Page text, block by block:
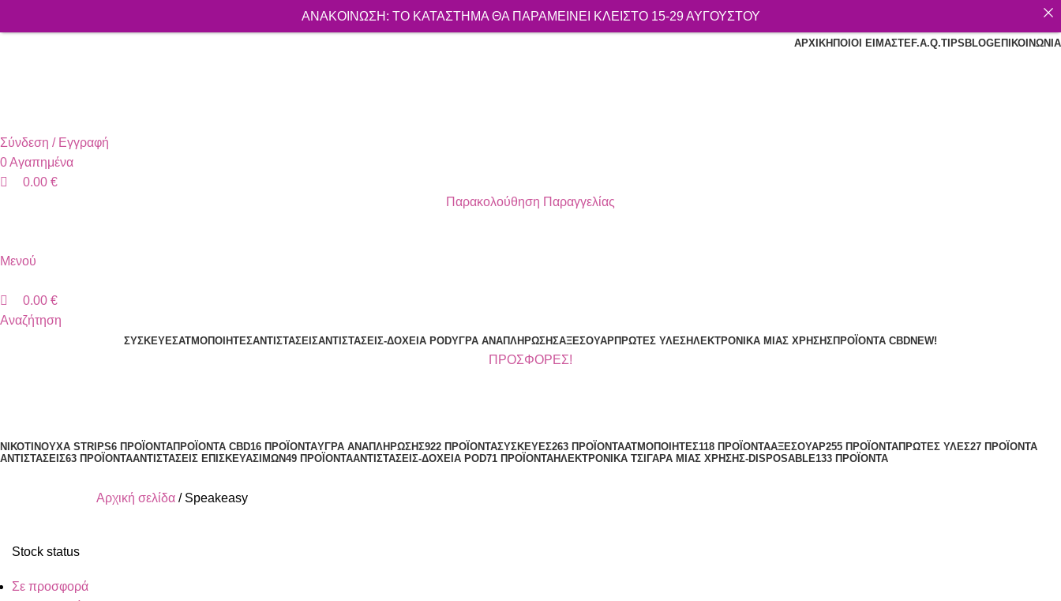
ΑΡΧΙΚΉ ΠΟΙΟΙ ΕΊΜΑΣΤΕF.A.Q.TIPS BLOGΕΠΙΚΟΙΝΩΝΊΑ
Σύνδεση / Εγγραφή
0Αγαπημένα
0
0.00 €
Παρακολούθηση Παραγγελίας
Μενού
0
0.00 €
Αναζήτηση
ΣΥΣΚΕΥΈΣΑΤΜΟΠΟΙΗΤΈΣΑΝΤΙΣΤΆΣΕΙΣΑΝΤΙΣΤΆΣΕΙΣ-ΔΟΧΕΊΑ PODΥΓΡΆ ΑΝΑΠΛΉΡΩΣΗΣΑΞΕΣΟΥΆΡΠΡΏΤΕΣ ΎΛΕΣΗΛΕΚΤΡΟΝΙΚΆ ΜΙΑΣ ΧΡΉΣΗΣΠΡΟΪΌΝΤΑ CBDNEW!
ΠΡΟΣΦΟΡΕΣ!
ΝΙΚΟΤΙΝΟΎΧΑ STRIPS6 ΠΡΟΪΌΝΤΑΠΡΟΪΌΝΤΑ CBD16 ΠΡΟΪΌΝΤΑΥΓΡΆ ΑΝΑΠΛΉΡΩΣΗΣ922 ΠΡΟΪΌΝΤΑΣΥΣΚΕΥΈΣ263 ΠΡΟΪΌΝΤΑΑΤΜΟΠΟΙΗΤΈΣ118 ΠΡΟΪΌΝΤΑΑΞΕΣΟΥΆΡ255 ΠΡΟΪΌΝΤΑΠΡΏΤΕΣ ΎΛΕΣ27 ΠΡΟΪΌΝΤΑ
ΑΝΤΙΣΤΆΣΕΙΣ63 ΠΡΟΪΌΝΤΑΑΝΤΙΣΤΆΣΕΙΣ ΕΠΙΣΚΕΥΆΣΙΜΩΝ49 ΠΡΟΪΌΝΤΑΑΝΤΙΣΤΆΣΕΙΣ-ΔΟΧΕΊΑ POD71 ΠΡΟΪΌΝΤΑΗΛΕΚΤΡΟΝΙΚΆ ΤΣΙΓΆΡΑ ΜΙΑΣ ΧΡΉΣΗΣ-DISPOSABLE133 ΠΡΟΪΌΝΤΑ
Αρχική σελίδα Speakeasy
Stock status
Σε προσφορά
ΑΝΑΚΟΙΝΩΣΗ: ΤΟ ΚΑΤΑΣΤΗΜΑ ΘΑ ΠΑΡΑΜΕΙΝΕΙ ΚΛΕΙΣΤΟ 15-29 ΑΥΓΟΥΣΤΟΥ